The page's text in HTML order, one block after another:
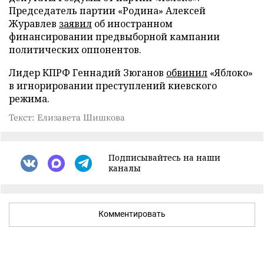
Председатель партии «Родина» Алексей
Журавлев заявил об иностранном
финансировании предвыборной кампании
политических оппонентов.
Лидер КПРФ Геннадий Зюганов обвинил «Яблоко»
в игнорировании преступлений киевского
режима.
Текст: Елизавета Шишкова
Подписывайтесь на наши
каналы
Комментировать